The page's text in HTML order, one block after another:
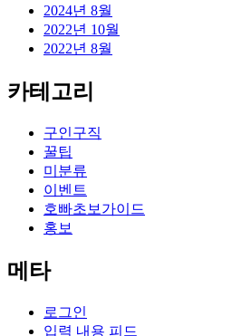
2024년 8월
2022년 10월
2022년 8월
카테고리
구인구직
꿀팁
미분류
이벤트
호빠초보가이드
홍보
메타
로그인
입력 내용 피드